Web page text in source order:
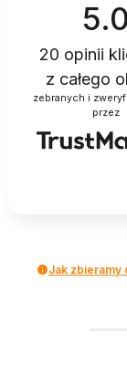
5.0
20 opinii
z całego
zebranych i
przez
Jak zbieramy